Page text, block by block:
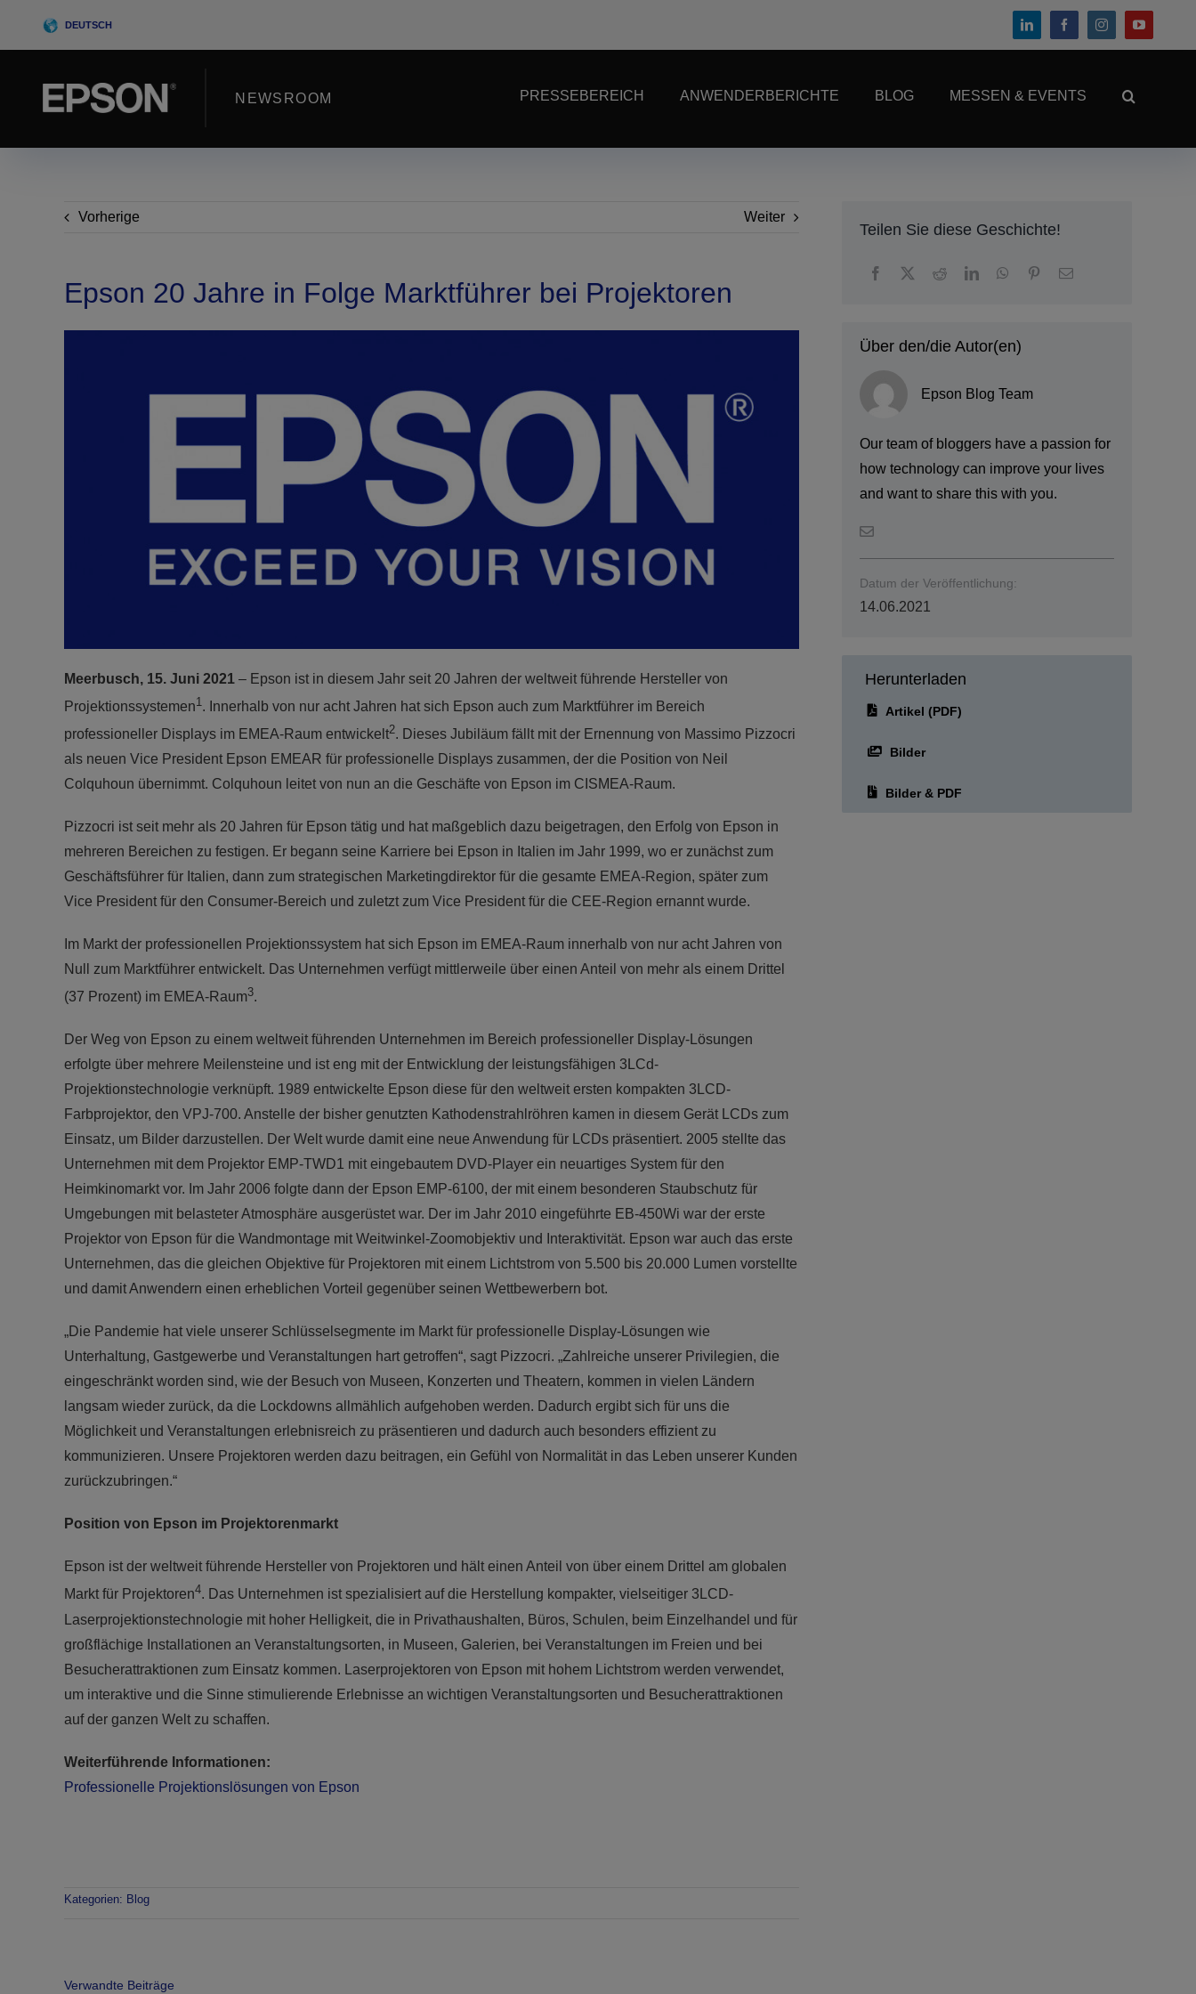
DEUTSCH
NEWSROOM PRESSEBEREICH ANWENDERBERICHTE BLOG MESSEN & EVENTS
Vorherige Weiter
Epson 20 Jahre in Folge Marktführer bei Projektoren
Meerbusch, 15. Juni 2021– Epson ist in diesem Jahr seit 20 Jahren der weltweit führende Hersteller von
Projektionssystemen1. Innerhalb von nur acht Jahren hat sich Epson auch zum Marktführer im Bereich
professioneller Displays im EMEA-Raum entwickelt2. Dieses Jubiläum fällt mit der Ernennung von Massimo Pizzocri
als neuen Vice President Epson EMEAR für professionelle Displays zusammen, der die Position von Neil
Colquhoun übernimmt. Colquhoun leitet von nun an die Geschäfte von Epson im CISMEA-Raum.
Pizzocri ist seit mehr als 20 Jahren für Epson tätig und hat maßgeblich dazu beigetragen, den Erfolg von Epson in
mehreren Bereichen zu festigen. Er begann seine Karriere bei Epson in Italien im Jahr 1999, wo er zunächst zum
Geschäftsführer für Italien, dann zum strategischen Marketingdirektor für die gesamte EMEA-Region, später zum
Vice President für den Consumer-Bereich und zuletzt zum Vice President für die CEE-Region ernannt wurde.
Im Markt der professionellen Projektionssystem hat sich Epson im EMEA-Raum innerhalb von nur acht Jahren von
Null zum Marktführer entwickelt. Das Unternehmen verfügt mittlerweile über einen Anteil von mehr als einem Drittel
(37 Prozent) im EMEA-Raum3.
Der Weg von Epson zu einem weltweit führenden Unternehmen im Bereich professioneller Display-Lösungen
erfolgte über mehrere Meilensteine und ist eng mit der Entwicklung der leistungsfähigen 3LCd-
Projektionstechnologie verknüpft. 1989 entwickelte Epson diese für den weltweit ersten kompakten 3LCD-
Farbprojektor, den VPJ-700. Anstelle der bisher genutzten Kathodenstrahlröhren kamen in diesem Gerät LCDs zum
Einsatz, um Bilder darzustellen. Der Welt wurde damit eine neue Anwendung für LCDs präsentiert. 2005 stellte das
Unternehmen mit dem Projektor EMP-TWD1 mit eingebautem DVD-Player ein neuartiges System für den
Heimkinomarkt vor. Im Jahr 2006 folgte dann der Epson EMP-6100, der mit einem besonderen Staubschutz für
Umgebungen mit belasteter Atmosphäre ausgerüstet war. Der im Jahr 2010 eingeführte EB-450Wi war der erste
Projektor von Epson für die Wandmontage mit Weitwinkel-Zoomobjektiv und Interaktivität. Epson war auch das erste
Unternehmen, das die gleichen Objektive für Projektoren mit einem Lichtstrom von 5.500 bis 20.000 Lumen vorstellte
und damit Anwendern einen erheblichen Vorteil gegenüber seinen Wettbewerbern bot.
„Die Pandemie hat viele unserer Schlüsselsegmente im Markt für professionelle Display-Lösungen wie
Unterhaltung, Gastgewerbe und Veranstaltungen hart getroffen“, sagt Pizzocri. „Zahlreiche unserer Privilegien, die
eingeschränkt worden sind, wie der Besuch von Museen, Konzerten und Theatern, kommen in vielen Ländern
langsam wieder zurück, da die Lockdowns allmählich aufgehoben werden. Dadurch ergibt sich für uns die
Möglichkeit und Veranstaltungen erlebnisreich zu präsentieren und dadurch auch besonders effizient zu
kommunizieren. Unsere Projektoren werden dazu beitragen, ein Gefühl von Normalität in das Leben unserer Kunden
zurückzubringen.“
Position von Epson im Projektorenmarkt
Epson ist der weltweit führende Hersteller von Projektoren und hält einen Anteil von über einem Drittel am globalen
Markt für Projektoren4. Das Unternehmen ist spezialisiert auf die Herstellung kompakter, vielseitiger 3LCD-
Laserprojektionstechnologie mit hoher Helligkeit, die in Privathaushalten, Büros, Schulen, beim Einzelhandel und für
großflächige Installationen an Veranstaltungsorten, in Museen, Galerien, bei Veranstaltungen im Freien und bei
Besucherattraktionen zum Einsatz kommen. Laserprojektoren von Epson mit hohem Lichtstrom werden verwendet,
um interaktive und die Sinne stimulierende Erlebnisse an wichtigen Veranstaltungsorten und Besucherattraktionen
auf der ganzen Welt zu schaffen.
Weiterführende Informationen:
Professionelle Projektionslösungen von Epson
Kategorien: Blog
Verwandte Beiträge
Teilen Sie diese Geschichte!
Über den/die Autor(en)
Epson Blog Team
Our team of bloggers have a passion for
how technology can improve your lives
and want to share this with you.
Datum der Veröffentlichung:
14.06.2021
Herunterladen
Artikel (PDF)
Bilder
Bilder & PDF